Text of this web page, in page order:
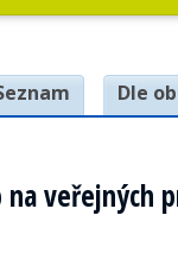
Dle
veřejných